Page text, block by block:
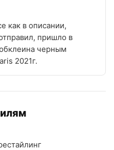
как в описании,
пришло в
черным
2021г.